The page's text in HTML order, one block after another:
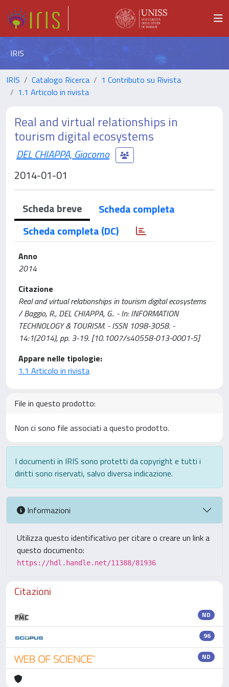
IRIS
IRIS Catalogo Ricerca
1 Contributo su Rivista
1.1 Articolo in rivista
Real and virtual relationships in
tourism digital ecosystems
DEL CHIAPPA, Giacomo
2014-01-01
Scheda breve
Scheda completa
Scheda completa (DC)
Anno
2014
Citazione
Real and virtual relationships in tourism digital ecosystems
/ Baggio, R., DEL CHIAPPA, G.. - In: INFORMATION
TECHNOLOGY & TOURISM. - ISSN 1098-3058. -
14:1(2014), pp. 3-19. [10.1007/s40558-013-0001-5]
Appare nelle tipologie:
1.1 Articolo in rivista
File in questo prodotto:
Non ci sono file associati a questo prodotto.
I documenti in IRIS sono protetti da copyright e tutti i
diritti sono riservati, salvo diversa indicazione.
Informazioni
Utilizza questo identificativo per citare o creare un link a
questo documento:
https://hdl.handle.net/11388/81936
Citazioni
ND
96
ND